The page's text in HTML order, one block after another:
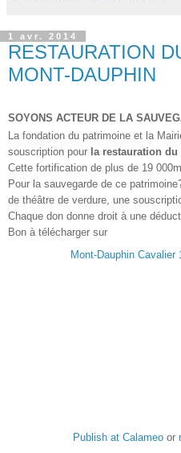
1 avr. 2014
RESTAURATION
MONT-DAUPHIN
SOYONS ACTEUR DE LA
La fondation du patrimoine et la
souscription pour la restauration du
Cette fortification de plus de 19
Pour la sauvegarde de ce
de théâtre de verdure, une
Chaque don donne droit à une
Bon à télécharger sur
Mont-Dauphin
Publish at Calameoor